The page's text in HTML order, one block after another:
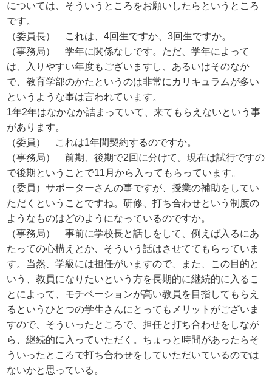
については、そういうところをお願いしたらというところ
です。
（委員長） これは、4回生ですか、3回生ですか。
（事務局） 学年に関係なしです。ただ、学年によって
は、入りやすい年度もございますし、あるいはそのなか
で、教育学部のかたというのは非常にカリキュラムが多い
というような事は言われています。
1年2年はなかなか詰まっていて、来てもらえないという事
があります。
（委員） これは1年間契約するのですか。
（事務局） 前期、後期で2回に分けて。現在は試行ですの
で後期ということで11月から入ってもらっています。
（委員）サポーターさんの事ですが、授業の補助をしてい
ただくということですね。研修、打ち合わせという制度の
ようなものはどのようになっているのですか。
（事務局） 事前に学校長と話しをして、例えば入るにあ
たっての心構えとか、そういう話はさせててもらっていま
す。当然、学級には担任がいますので、また、この目的と
いう、教員になりたいという方を長期的に継続的に入るこ
とによって、モチベーションが高い教員を目指してもらえ
るというひとつの学生さんにとってもメリットがございま
すので、そういったところで、担任と打ち合わせをしなが
ら、継続的に入っていただく。ちょっと時間があったらそ
ういったところで打ち合わせをしていただいているのでは
ないかと思っている。